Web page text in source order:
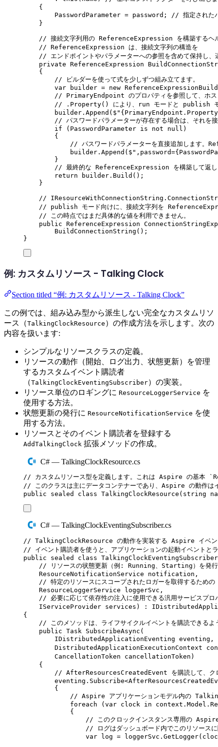
{
PasswordParameter = password ;
// 指定された
}
// 接続文字列用の ReferenceExpression を構築するヘル
// ReferenceExpression は、接続文字列の構造を
// エンドポイントやパラメーターへの参照を含めて保持し、
private ReferenceExpression
{
// ビルダーを使って式を少しずつ組み立てます。
var builder = new
// PrimaryEndpoint のプロパティを参照して、ホス
// .Property() により、run モードと publish モー
builder . Append ( $" { PrimaryEndpoint . Property
// パスワードパラメーターが存在する場合は、それを
if
( PasswordParameter is not null )
{
// パスワードパラメーターを直接追加します。
builder . Append ( $" ,password={
}
// 最終的な ReferenceExpression を構築して返し
return
builder . Build ();
}
//
// publish モード向けに、接続文字列を
// この時点ではまだ具体的な値を利用できません。
public ReferenceExpression
BuildConnectionString ();
}
例: カスタムリソース - Talking Clock
Section titled “例: カスタムリソース - Talking Clock”
この例では、組み込み型から派生しない完全なカスタムリソ
ース（TalkingClockResource ）の作成方法を示します。次の
内容を扱います:
シンプルなリソースクラスの定義。
リソースの動作（開始、ログ出力、状態更新）を管理
するカスタムイベント購読者
（TalkingClockEventingSubscriber）の実装。
リソース単位のロギングに ResourceLoggerService を
使用する方法。
状態更新の発行に ResourceNotificationService を使
用する方法。
リソースとそのイベント購読者を登録する
AddTalkingClock 拡張メソッドの作成。
C# — TalkingClockResource.cs
// カスタムリソース型を定義します。これは Aspire の基本
// このクラスは主にデータコンテナーであり、Aspire の動作は
public
sealed class TalkingClockResource ( string
C# — TalkingClockEventingSubscriber.cs
// TalkingClockResource の動作を実装する Aspire イベント
// イベント購読者を使うと、アプリケーションの起動イベントと
public
sealed class TalkingClockEventingSubscriber
// リソースの状態更新（例: Running、Starting）を発
ResourceNotificationService notification ,
// 特定のリソースにスコープされたロガーを取得するため
ResourceLoggerService loggerSvc ,
// 必要に応じて依存性の注入に使用できる汎用サービスプロ
IServiceProvider services ) :
{
// このメソッドは、ライフサイクルイベントを購読できる
public Task SubscribeAsync (
IDistributedApplicationEventing eventing ,
DistributedApplicationExecutionContext
CancellationToken cancellationToken )
{
// AfterResourcesCreatedEvent を購読して、クロ
eventing . Subscribe<
{
// Aspire アプリケーションモデル内の
foreach
(var clock in context . Model .
{
// このクロックインスタンス専用の
// ログはダッシュボード内でこのリソース
var log = loggerSvc . GetLogger(